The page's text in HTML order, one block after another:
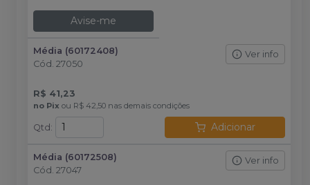
Avise-me
Média (60172408)
Cód. 27050
Ver info
R$ 41,23
no Pix ou R$ 42,50 nas demais condições
Qtd: Adicionar
Média (60172508)
Cód. 27047
Ver info